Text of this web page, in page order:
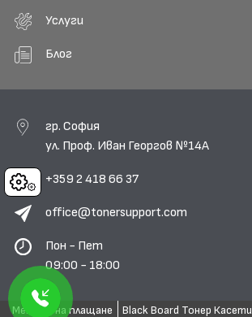
Cookies
Услуги
Блог
гр. София
ул. Проф. Иван Георгов №14А
+359 2 418 66 37
office@tonersupport.com
Пон - Пет
09:00 - 18:00
Методи на плащане Black Board Тонер Касети